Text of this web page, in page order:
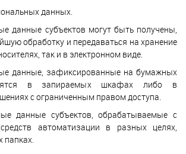
данных.
данные субъектов могут быть получены,
обработку и передаваться на хранение
так и в электронном виде.
данные, зафиксированные на бумажных
в запираемых шкафах либо в
с ограниченным правом доступа.
данные субъектов, обрабатываемые с
автоматизации в разных целях,
папках.